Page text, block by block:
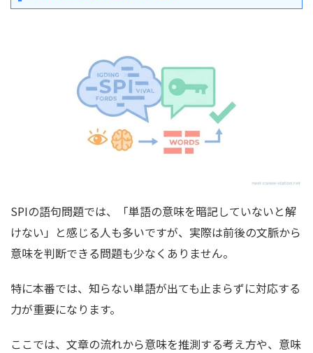
SPIの語句問題では、「単語の意味を暗記していないと解
けない」と感じる人も多いですが、実際は前後の文脈から
意味を判断できる問題も少なくありません。
特に本番では、知らない単語が出ても止まらずに対応する
力が重要になります。
ここでは、文章の流れから意味を推測する考え方や、意味